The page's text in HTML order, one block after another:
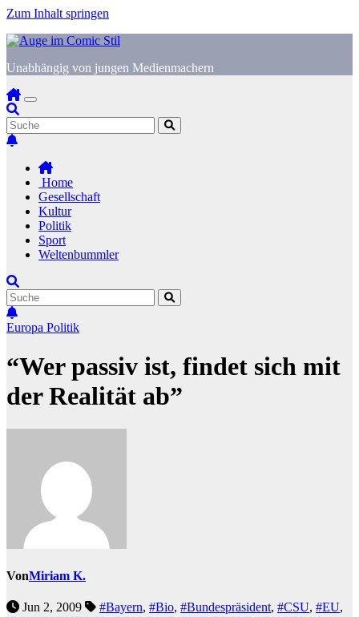
Zum Inhalt springen
Unabhängig von jungen Medienmachern
Home
Gesellschaft
Kultur
Politik
Sport
Weltenbummler
Europa Politik
“Wer passiv ist, findet sich mit
der Realität ab”
VonMiriam K.
Jun 2, 2009 #Bayern, #Bio, #Bundespräsident, #CSU, #EU,